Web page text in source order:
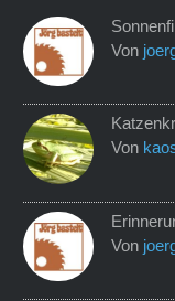
Von
Von
Von